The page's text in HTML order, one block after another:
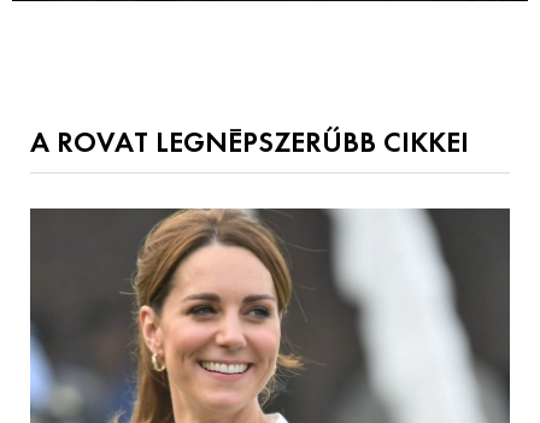
A ROVAT LEGNÉPSZERŰBB CIKKEI